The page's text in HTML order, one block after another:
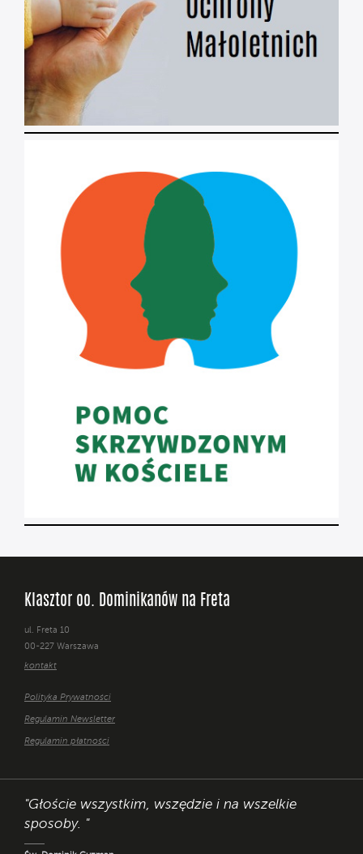
Klasztor oo. Dominikanów na Freta
ul. Freta 10
00-227 Warszawa
kontakt
Polityka Prywatności
Regulamin Newsletter
Regulamin płatności
"Głoście wszystkim, wszędzie i na wszelkie
sposoby. "